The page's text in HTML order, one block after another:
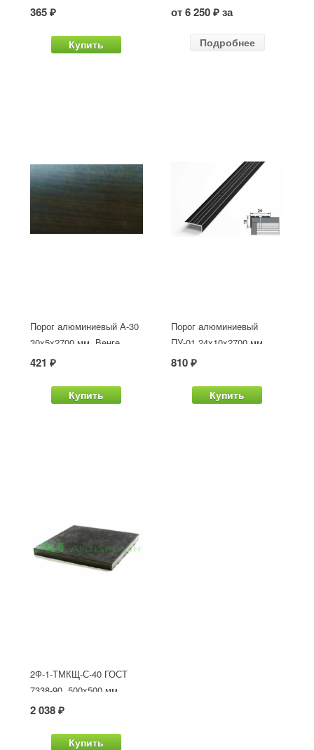
365 ₽
Купить
от 6 250 ₽ за
Подробнее
Порог алюминиевый А-30
30х5x2700 мм, Венге
421 ₽
Купить
Порог алюминиевый
ПУ-01 24x10x2700 мм,
окрашенный в черный
810 ₽
Купить
2Ф-1-ТМКЩ-С-40 ГОСТ
7338-90, 500x500 мм
2 038 ₽
Купить